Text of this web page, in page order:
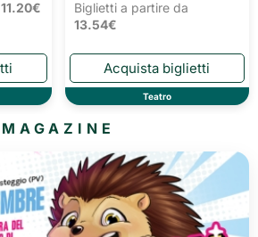
11.20€
Biglietti a partire da
13.54€
Teatro
MAGAZINE